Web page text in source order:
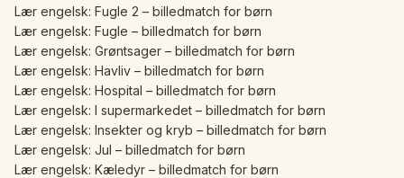
Lær engelsk: Fugle 2 – billedmatch for børn
Lær engelsk: Fugle – billedmatch for børn
Lær engelsk: Grøntsager – billedmatch for børn
Lær engelsk: Havliv – billedmatch for børn
Lær engelsk: Hospital – billedmatch for børn
Lær engelsk: I supermarkedet – billedmatch for børn
Lær engelsk: Insekter og kryb – billedmatch for børn
Lær engelsk: Jul – billedmatch for børn
Lær engelsk: Kæledyr – billedmatch for børn